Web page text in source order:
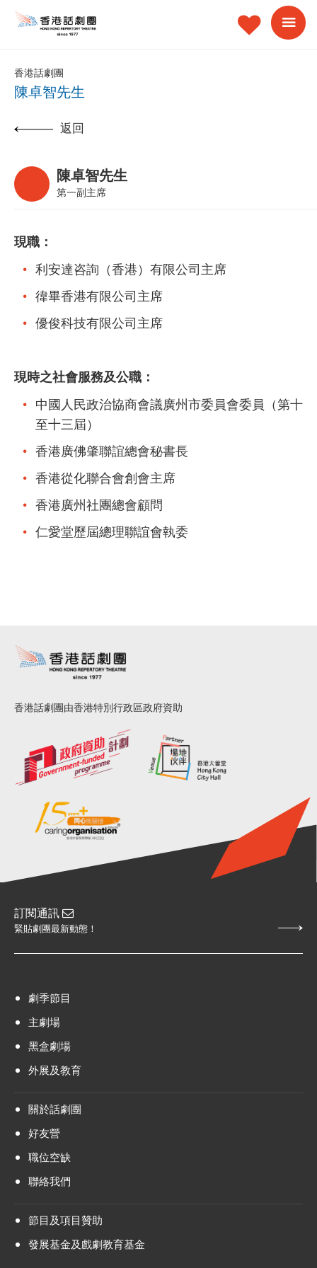
香港話劇團
陳卓智先生
返回
陳卓智先生
第一副主席
現職：
利安達咨詢（香港）有限公司主席
徫畢香港有限公司主席
優俊科技有限公司主席
現時之社會服務及公職：
中國人民政治協商會議廣州市委員會委員（第十
至十三屆）
香港廣佛肇聯誼總會秘書長
香港從化聯合會創會主席
香港廣州社團總會顧問
仁愛堂歷屆總理聯誼會執委
香港話劇團由香港特別行政區政府資助
訂閱通訊
緊貼劇團最新動態！
劇季節目
主劇場
黑盒劇場
外展及教育
關於話劇團
好友營
職位空缺
聯絡我們
節目及項目贊助
發展基金及戲劇教育基金